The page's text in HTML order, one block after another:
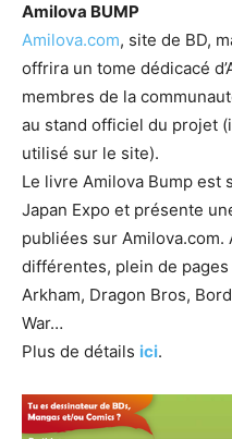
Amilova BUMP
Amilova.com, site de BD,
offrira un tome dédicacé
membres de la
au stand officiel du projet
utilisé sur le site).
Le livre Amilova Bump est
Japan Expo et présente
publiées sur
différentes, plein de
Arkham, Dragon Bros,
War…
Plus de détails ici.